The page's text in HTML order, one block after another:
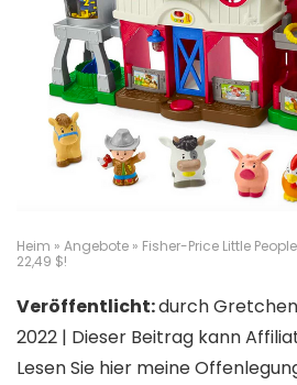
Heim » Angebote » Fisher-Price Little
22,49 $!
Veröffentlicht:durchGretchen
2022 | Dieser Beitrag kann
Lesen Sie hier meine